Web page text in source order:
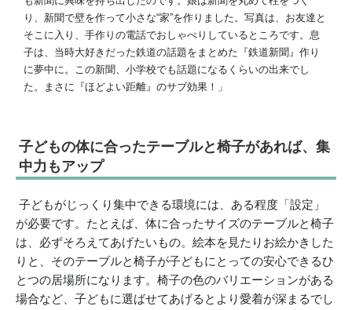
り、新聞で壁を作って小さな“家”を作りました。写真は、お友達と
そこに入り、手作りの電話でおしゃべりしているところです。息
子は、当時大好きだった鉄道の話題をまとめた『鉄道新聞』作り
に夢中に。この新聞、小学校でも話題になるくらいの出来でし
た。まさに『ほどよい距離』のサブ効果！」
子どもの体に合ったテーブルと椅子があれば、集
中力もアップ
子どもがじっくり集中できる環境には、ある程度「設定」
が必要です。たとえば、体に合ったサイズのテーブルと椅子
は、必ずそろえてあげたいもの。絵本を見たりお絵かきした
りと、そのテーブルと椅子が子どもにとっての安心できるひ
とつの居場所になります。椅子の色のバリエーションがある
場合など、子どもに選ばせてあげるとより愛着が深まるでし